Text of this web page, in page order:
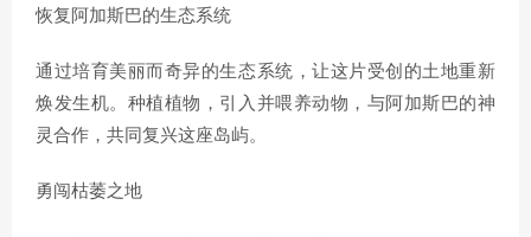
恢复阿加斯巴的生态系统
通过培育美丽而奇异的生态系统，让这片受创的土地重新
焕发生机。种植植物，引入并喂养动物，与阿加斯巴的神
灵合作，共同复兴这座岛屿。
勇闯枯萎之地